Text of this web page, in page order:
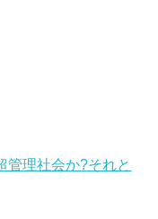
管理社会か?それと